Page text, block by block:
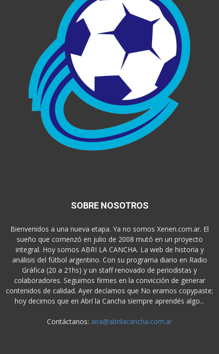
SOBRE NOSOTROS
Bienvenidos a una nueva etapa. Ya no somos Xenen.com.ar. El
sueño que comenzó en julio de 2008 mutó en un proyecto
integral. Hoy somos ABRI LA CANCHA. La web de historia y
análisis del fútbol argentino. Con su programa diario en Radio
Gráfica (20 a 21hs) y un staff renovado de periodistas y
colaboradores. Seguimos firmes en la convicción de generar
contenidos de calidad. Ayer decíamos que No eramos copypaste;
hoy decimos que en Abrí la Cancha siempre aprendés algo...
Contáctanos: aira@abrilacancha.com.ar